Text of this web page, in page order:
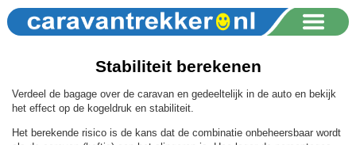
Stabiliteit berekenen
Verdeel de bagage over de caravan en gedeeltelijk in de auto en bekijk
het effect op de kogeldruk en stabiliteit.
Het berekende risico is de kans dat de combinatie onbeheersbaar wordt